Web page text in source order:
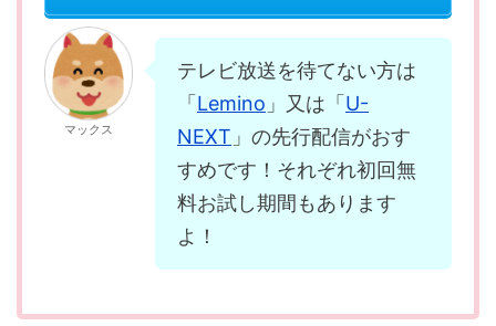
マックス
テレビ放送を待てない方は
「 Lemino 」又は「 U-
NEXT 」の先行配信がおす
すめです！それぞれ初回無
料お試し期間もあります
よ！